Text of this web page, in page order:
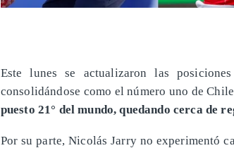
Este lunes se actualizaron las
consolidándose como el número uno de
puesto 21° del mundo, quedando cerca de
Por su parte, Nicolás Jarry no experimentó